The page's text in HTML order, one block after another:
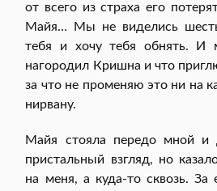
от всего из страха его
Майя… Мы не виделись
тебя и хочу тебя обнять. И
нагородил Кришна и что
за что не променяю это ни на
нирвану.
Майя стояла передо мной и
пристальный взгляд, но
на меня, а куда-то сквозь. За